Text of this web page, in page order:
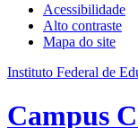
Acessibilidade
Alto contraste
Mapa do site
Instituto Federal de
Campus